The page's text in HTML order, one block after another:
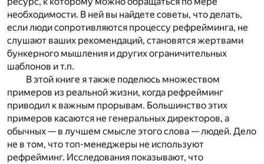
необходимости. В ней вы найдете советы, что делать,
если люди сопротивляются процессу рефрейминга, не
слушают ваших рекомендаций, становятся жертвами
бункерного мышления и других ограничительных
шаблонов и т.п.
В этой книге я также поделюсь множеством
примеров из реальной жизни, когда рефрейминг
приводил к важным прорывам. Большинство этих
примеров касаются не генеральных директоров, а
обычных — в лучшем смысле этого слова — людей. Дело
не в том, что топ-менеджеры не используют
рефрейминг. Исследования показывают, что